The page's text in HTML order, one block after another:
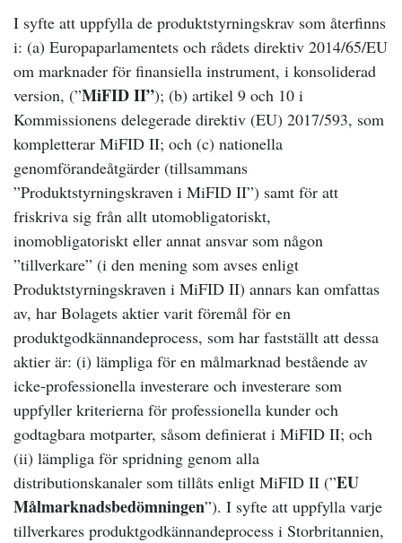
I syfte att uppfylla de produktstyrningskrav som återfinns
i: (a) Europaparlamentets och rådets direktiv 2014/65/EU
om marknader för finansiella instrument, i konsoliderad
version, (”MiFID II”); (b) artikel 9 och 10 i
Kommissionens delegerade direktiv (EU) 2017/593, som
kompletterar MiFID II; och (c) nationella
genomförandeåtgärder (tillsammans
”Produktstyrningskraven i MiFID II”) samt för att
friskriva sig från allt utomobligatoriskt,
inomobligatoriskt eller annat ansvar som någon
”tillverkare” (i den mening som avses enligt
Produktstyrningskraven i MiFID II) annars kan omfattas
av, har Bolagets aktier varit föremål för en
produktgodkännandeprocess, som har fastställt att dessa
aktier är: (i) lämpliga för en målmarknad bestående av
icke-professionella investerare och investerare som
uppfyller kriterierna för professionella kunder och
godtagbara motparter, såsom definierat i MiFID II; och
(ii) lämpliga för spridning genom alla
distributionskanaler som tillåts enligt MiFID II (”EU
Målmarknadsbedömningen”). I syfte att uppfylla varje
tillverkares produktgodkännandeprocess i Storbritannien,